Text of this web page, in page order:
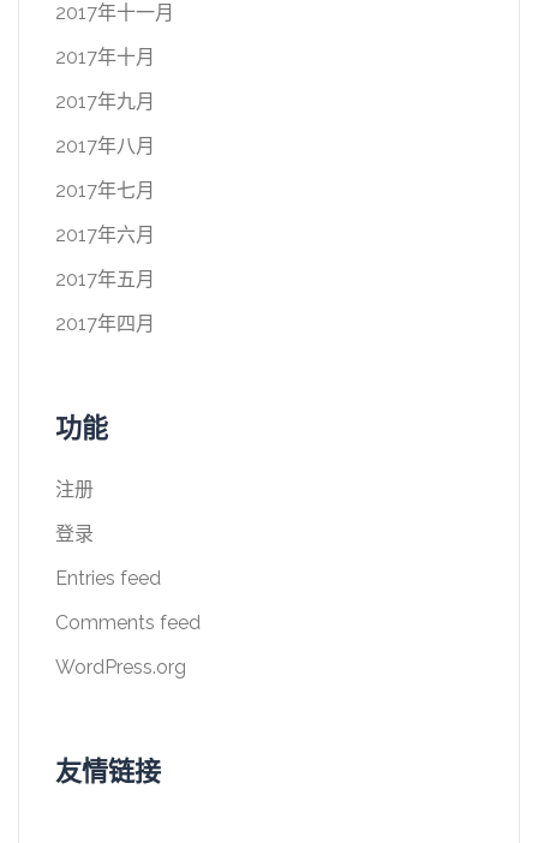
2017年十一月
2017年十月
2017年九月
2017年八月
2017年七月
2017年六月
2017年五月
2017年四月
功能
注册
登录
Entries feed
Comments feed
WordPress.org
友情链接